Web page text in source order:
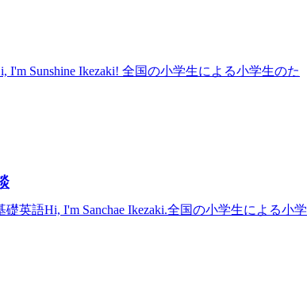
Sunshine Ikezaki! 全国の小学生による小学生のた
英語Hi, I'm Sanchae Ikezaki.全国の小学生による小学